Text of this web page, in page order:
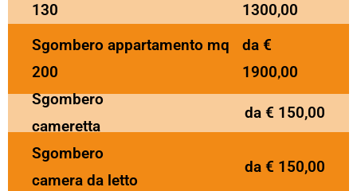
130
1300,00
Sgombero appartamento mq
200
da €
1900,00
Sgombero
cameretta
da € 150,00
Sgombero
camera da letto
da € 150,00